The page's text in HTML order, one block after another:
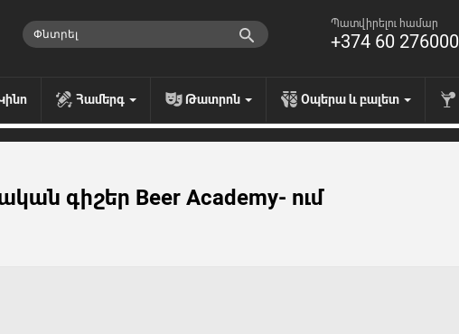
Պատվիրելու համար
+374 60 276000
Համերգ Թատրոն Օպերա և բալետ
գիշեր Beer Academy- ում